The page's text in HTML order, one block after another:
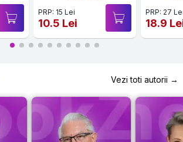
PRP: 15 Lei
10.5 Lei
PRP: 27
18.9
Vezi toti autorii →